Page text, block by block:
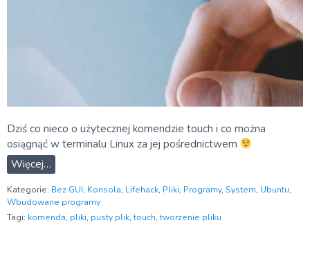
Dziś co nieco o użytecznej komendzie touch i co można
osiągnąć w terminalu Linux za jej pośrednictwem
Więcej…
Kategorie: Bez GUI, Konsola, Lifehack, Pliki, Programy, System, Ubuntu,
Wbudowane programy
Tagi: komenda, pliki, pusty plik,touch,tworzenie pliku